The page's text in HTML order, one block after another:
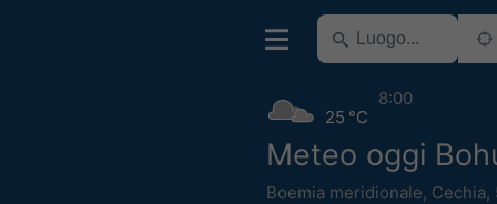
Meteo oggi
Boemia meridionale, Cechia,
25 °C
8:00